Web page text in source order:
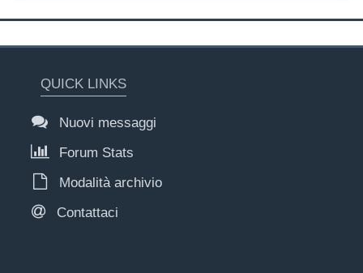
QUICK LINKS
Nuovi messaggi
Forum Stats
Modalità archivio
Contattaci